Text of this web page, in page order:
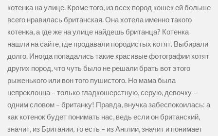
котенка на улице. Кроме того, из всех пород кошек ей больше
всего нравилась британская. Она хотела именно такого
котенка, а где же на улице найдешь британца? Котенка
нашли на сайте, где продавали породистых котят. Выбирали
долго. Иногда попадались такие красивые фотографии котят
других пород, что чуть было не решали брать вот этого
рыженького или вон того пушистого. Но мама была
непреклонна – только гладкошерстную, серую, девочку –
одним словом – британку! Правда, внучка забеспокоилась: а
как котенок будет понимать нас, ведь если он британский,
значит, из Британии, то есть – из Англии, значит и понимает